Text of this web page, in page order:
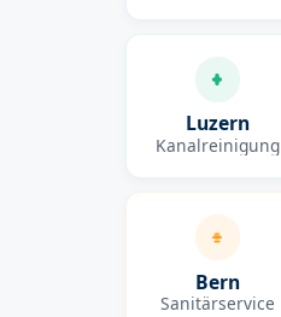
Luzern
Kanalreinigung
Bern
Sanitärservice